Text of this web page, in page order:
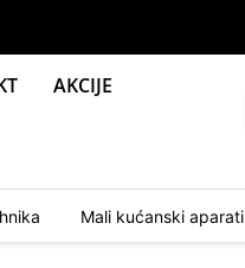
AKCIJE
Mali kućanski aparati